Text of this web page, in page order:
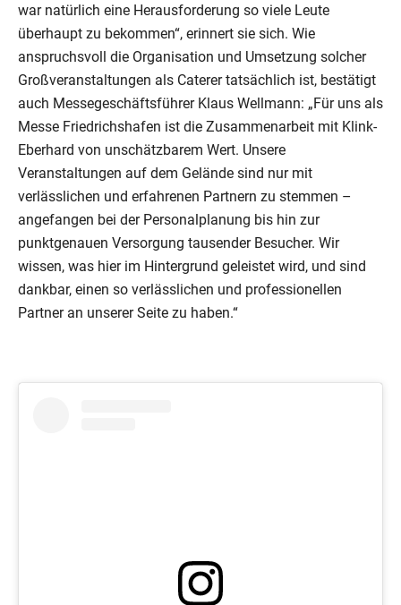
war natürlich eine Herausforderung so viele Leute
überhaupt zu bekommen“, erinnert sie sich. Wie
anspruchsvoll die Organisation und Umsetzung solcher
Großveranstaltungen als Caterer tatsächlich ist, bestätigt
auch Messegeschäftsführer Klaus Wellmann: „Für uns als
Messe Friedrichshafen ist die Zusammenarbeit mit Klink-
Eberhard von unschätzbarem Wert. Unsere
Veranstaltungen auf dem Gelände sind nur mit
verlässlichen und erfahrenen Partnern zu stemmen –
angefangen bei der Personalplanung bis hin zur
punktgenauen Versorgung tausender Besucher. Wir
wissen, was hier im Hintergrund geleistet wird, und sind
dankbar, einen so verlässlichen und professionellen
Partner an unserer Seite zu haben.“